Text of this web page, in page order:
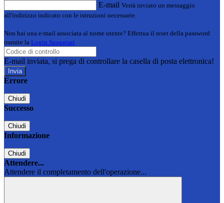
E-mail Verrà inviato un messaggio
all'indirizzo indicato con le istruzioni necessarie.
Non hai una e-mail associata al nome utente? Effettua il reset della password
tramite la Login Spaggiari
E-mail inviata, si prega di controllare la casella di posta elettronica!
Errore
Chiudi
Successo
Chiudi
Informazione
Chiudi
Attendere...
Attendere il completamento dell'operazione...